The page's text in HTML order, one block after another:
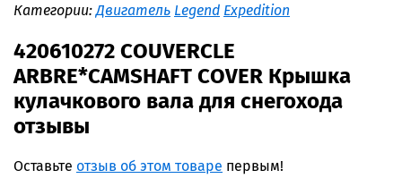
Категории:Двигатель Legend Expedition
420610272 COUVERCLE
ARBRE*CAMSHAFT COVER Крышка
кулачкового вала для снегохода
отзывы
Оставьте отзыв об этом товаре первым!